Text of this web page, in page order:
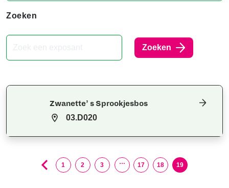
Zoeken
Zoeken
Zwanette’ s Sprookjesbos
03.D020
1 2 3 … 17 18 19